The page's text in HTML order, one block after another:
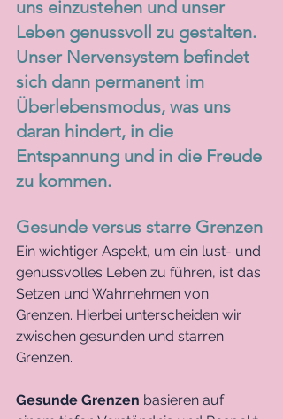
uns einzustehen und unser
Leben genussvoll zu gestalten.
Unser Nervensystem befindet
sich dann permanent im
Überlebensmodus, was uns
daran hindert, in die
Entspannung und in die Freude
zu kommen.
Gesunde versus starre Grenzen
Ein wichtiger Aspekt, um ein lust- und
genussvolles Leben zu führen, ist das
Setzen und Wahrnehmen von
Grenzen. Hierbei unterscheiden wir
zwischen gesunden und starren
Grenzen.
Gesunde Grenzen basieren auf